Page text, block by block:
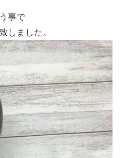
事で
しました。